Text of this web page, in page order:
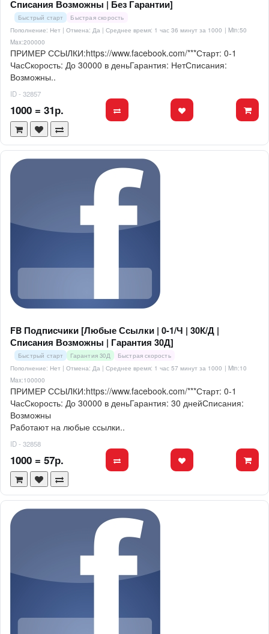
Списания Возможны | Без Гарантии]
Быстрый старт
Быстрая скорость
Пополнение: Нет | Отмена: Да | Среднее время: 1 час 36 минут за 1000 | Min:50
Max:200000
ПРИМЕР ССЫЛКИ:https://www.facebook.com/***Старт: 0-1
ЧасСкорость: До 30000 в деньГарантия: НетСписания:
Возможны..
ID - 32857
1000 = 31р.
FB Подписчики [Любые Ссылки | 0-1/Ч | 30К/Д |
Списания Возможны | Гарантия 30Д]
Быстрый старт Гарантия 30Д
Быстрая скорость
Пополнение: Нет | Отмена: Да | Среднее время: 1 час 57 минут за 1000 | Min:10
Max:100000
ПРИМЕР ССЫЛКИ:https://www.facebook.com/***Старт: 0-1
ЧасСкорость: До 30000 в деньГарантия: 30 днейСписания:
Возможны
Работают на любые ссылки..
ID - 32858
1000 = 57р.